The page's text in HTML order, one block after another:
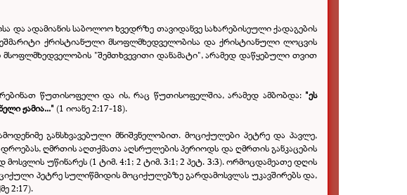
და ადამიანის საბოლოო ხვედრზე თავიდანვე სახარებისეული ქადაგების
ქრისტიანული მსოფლმხედველობისა და ქრისტიანული ლოცვის
"შემთხვევითი დანამატი", არამედ დაწყებული თვით
წუთისოფელი და ის, რაც წუთისოფელშია, არამედ ამბობდა: "ეს
ჟამია..." (1 იოანე 2:17-18).
განსხვავებული მნიშვნელობით. მოციქულები პეტრე და პავლე,
ღმრთის აღთქმათა აღსრულების პერიოდს და ღმრთის განკაცების
უწინარეს (1 ტიმ. 4:1; 2 ტიმ. 3:1; 2 პეტ. 3:3). ორმოცდამეათე დღის
პეტრე სულიწმიდის მოციქულებზე გარდამოსვლას უკავშირებს და,
2:17).